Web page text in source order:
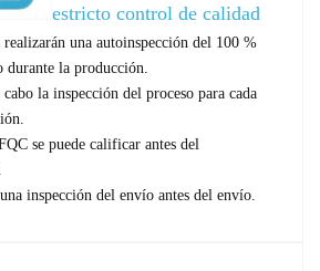
estricto control de calidad
realizarán una autoinspección del 100 %
durante la producción.
la inspección del proceso para cada
se puede calificar antes del
inspección del envío antes del envío.